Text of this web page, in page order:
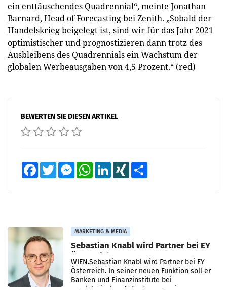
ein enttäuschendes Quadrennial“, meinte Jonathan
Barnard, Head of Forecasting bei Zenith. „Sobald der
Handelskrieg beigelegt ist, sind wir für das Jahr 2021
optimistischer und prognostizieren dann trotz des
Ausbleibens des Quadrennials ein Wachstum der
globalen Werbeausgaben von 4,5 Prozent.“ (red)
BEWERTEN SIE DIESEN ARTIKEL
FacebookTwitter MessengerWhatsAppLinkedInXING
MARKETING & MEDIA
Sebastian Knabl wird Partner bei EY
Österreich
WIEN.Sebastian Knabl wird Partner bei EY
Österreich. In seiner neuen Funktion soll er
Banken und Finanzinstitute bei